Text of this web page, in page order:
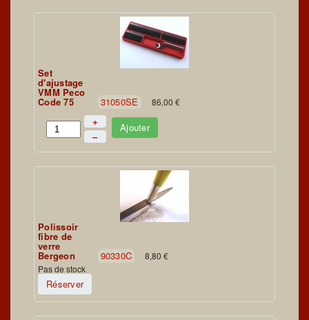
Set
d'ajustage
VMM Peco
Code 75 31050SE 86,00 €
+
–
Ajouter
Polissoir
fibre de
verre
Bergeon 90330C
8,80 €
Pas de stock
Réserver